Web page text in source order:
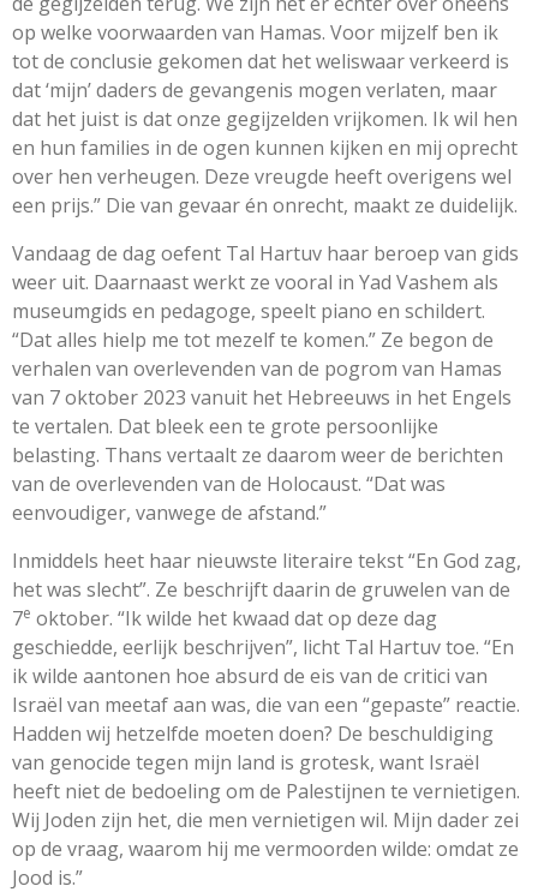
op welke voorwaarden van Hamas. Voor mijzelf ben ik
tot de conclusie gekomen dat het weliswaar verkeerd is
dat ‘mijn’ daders de gevangenis mogen verlaten, maar
dat het juist is dat onze gegijzelden vrijkomen. Ik wil hen
en hun families in de ogen kunnen kijken en mij oprecht
over hen verheugen. Deze vreugde heeft overigens wel
een prijs.” Die van gevaar én onrecht, maakt ze duidelijk.
Vandaag de dag oefent Tal Hartuv haar beroep van gids
weer uit. Daarnaast werkt ze vooral in Yad Vashem als
museumgids en pedagoge, speelt piano en schildert.
“Dat alles hielp me tot mezelf te komen.” Ze begon de
verhalen van overlevenden van de pogrom van Hamas
van 7 oktober 2023 vanuit het Hebreeuws in het Engels
te vertalen. Dat bleek een te grote persoonlijke
belasting. Thans vertaalt ze daarom weer de berichten
van de overlevenden van de Holocaust. “Dat was
eenvoudiger, vanwege de afstand.”
Inmiddels heet haar nieuwste literaire tekst “En God zag,
het was slecht”. Ze beschrijft daarin de gruwelen van de
7e oktober. “Ik wilde het kwaad dat op deze dag
geschiedde, eerlijk beschrijven”, licht Tal Hartuv toe. “En
ik wilde aantonen hoe absurd de eis van de critici van
Israël van meetaf aan was, die van een “gepaste” reactie.
Hadden wij hetzelfde moeten doen? De beschuldiging
van genocide tegen mijn land is grotesk, want Israël
heeft niet de bedoeling om de Palestijnen te vernietigen.
Wij Joden zijn het, die men vernietigen wil. Mijn dader zei
op de vraag, waarom hij me vermoorden wilde: omdat ze
Jood is.”